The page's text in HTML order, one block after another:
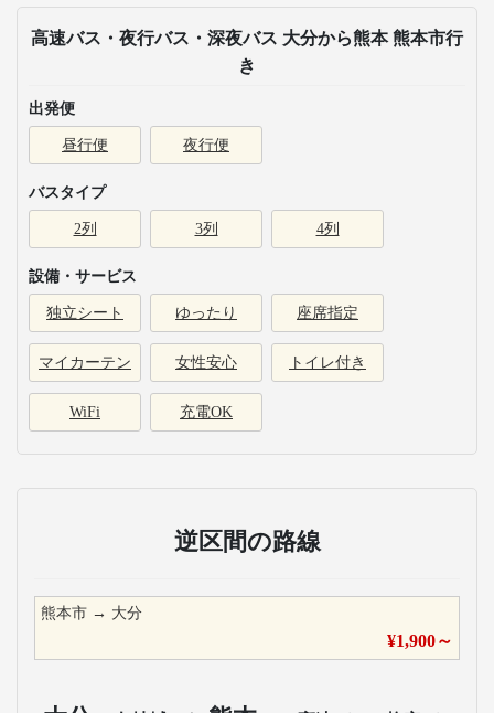
高速バス・夜行バス・深夜バス 大分から熊本 熊本市行
き
出発便
昼行便 夜行便
バスタイプ
2列 3列 4列
設備・サービス
独立シート ゆったり 座席指定
マイカーテン 女性安心 トイレ付き
WiFi 充電OK
逆区間の路線
熊本市 → 大分
¥1,900～